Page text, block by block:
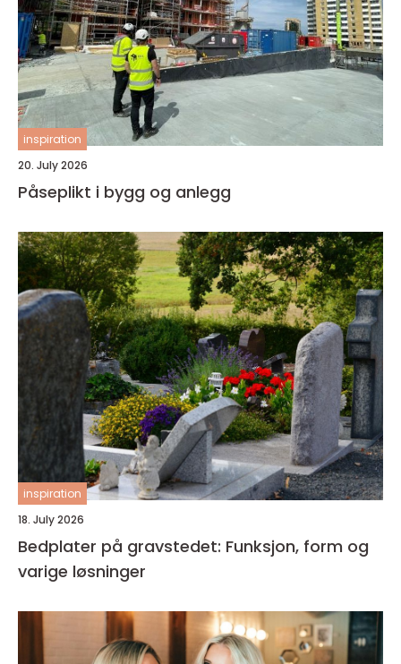
inspiration
20. July 2026
Påseplikt i bygg og anlegg
inspiration
18. July 2026
Bedplater på gravstedet: Funksjon, form og
varige løsninger